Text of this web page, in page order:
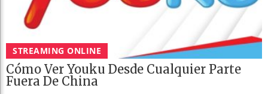
STREAMING ONLINE
Cómo Ver Youku Desde Cualquier Parte
Fuera De China